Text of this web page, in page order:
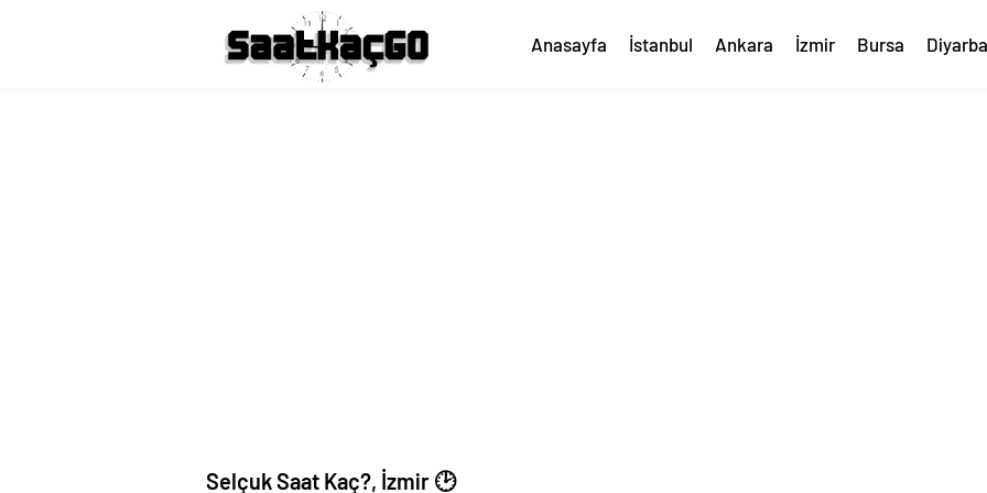
Anasayfa İstanbul Ankara İzmir Bursa
Selçuk Saat Kaç?, İzmir 🕑